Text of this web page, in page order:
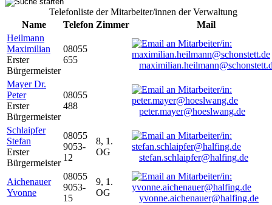
Telefonliste der Mitarbeiter/innen der Verwaltung
Name
Telefon Zimmer
Mail
Heilmann
Maximilian
Erster
Bürgermeister
08055
655
Mayer Dr.
Peter
Erster
Bürgermeister
08055
488
peter.mayer@hoeslwang.de
Schlaipfer
Stefan
Erster
Bürgermeister
08055
9053-
12
8, 1.
OG
stefan.schlaipfer@halfing.de
Aichenauer
Yvonne
08055
9053-
15
9, 1.
OG
yvonne.aichenauer@halfing.de